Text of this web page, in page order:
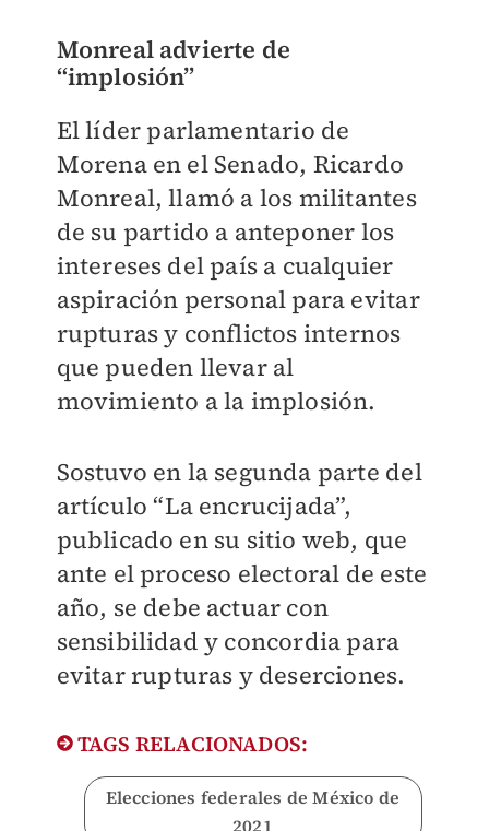
Monreal advierte de
“implosión”
El líder parlamentario de
Morena en el Senado, Ricardo
Monreal, llamó a los militantes
de su partido a anteponer los
intereses del país a cualquier
aspiración personal para evitar
rupturas y conflictos internos
que pueden llevar al
movimiento a la implosión.
Sostuvo en la segunda parte del
artículo “La encrucijada”,
publicado en su sitio web, que
ante el proceso electoral de este
año, se debe actuar con
sensibilidad y concordia para
evitar rupturas y deserciones.
TAGS RELACIONADOS:
Elecciones federales de México de
2021